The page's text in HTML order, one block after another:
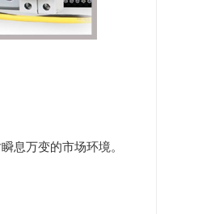
息万变的市场环境。